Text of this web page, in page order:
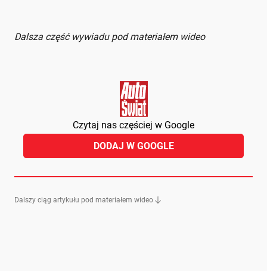
Dalsza część wywiadu pod materiałem wideo
Czytaj nas częściej w Google
DODAJ W GOOGLE
Dalszy ciąg artykułu pod materiałem wideo